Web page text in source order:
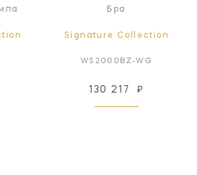
Бра
Signature Collection
WS2000BZ-WG
130 217 ₽